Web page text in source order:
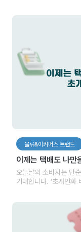
물류&이커머스 트랜드
이제는 택배도 나만
오늘날의 소비자는 단
기대합니다. ‘초개인화
단계에서는 배송이 단
연결점으로 자리 잡고